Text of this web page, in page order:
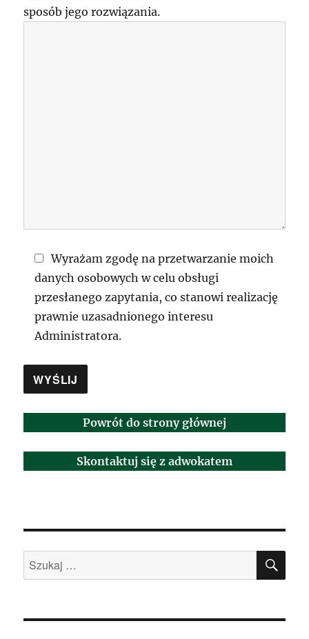
sposób jego rozwiązania.
Wyrażam zgodę na przetwarzanie moich
danych osobowych w celu obsługi
przesłanego zapytania, co stanowi realizację
prawnie uzasadnionego interesu
Administratora.
Powrót do strony głównej
Skontaktuj się z adwokatem
Szukaj: